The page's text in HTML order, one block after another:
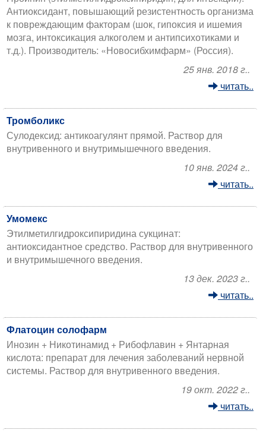
Антиоксидант, повышающий резистентность организма
к повреждающим факторам (шок, гипоксия и ишемия
мозга, интоксикация алкоголем и антипсихотиками и
т.д.). Производитель: «Новосибхимфарм» (Россия).
25 янв. 2018 г..
читать..
Тромболикс
Сулодексид: антикоагулянт прямой. Раствор для
внутривенного и внутримышечного введения.
10 янв. 2024 г..
читать..
Умомекс
Этилметилгидроксипиридина сукцинат:
антиоксидантное средство. Раствор для внутривенного
и внутримышечного введения.
13 дек. 2023 г..
читать..
Флатоцин солофарм
Инозин + Никотинамид + Рибофлавин + Янтарная
кислота: препарат для лечения заболеваний нервной
системы. Раствор для внутривенного введения.
19 окт. 2022 г..
читать..